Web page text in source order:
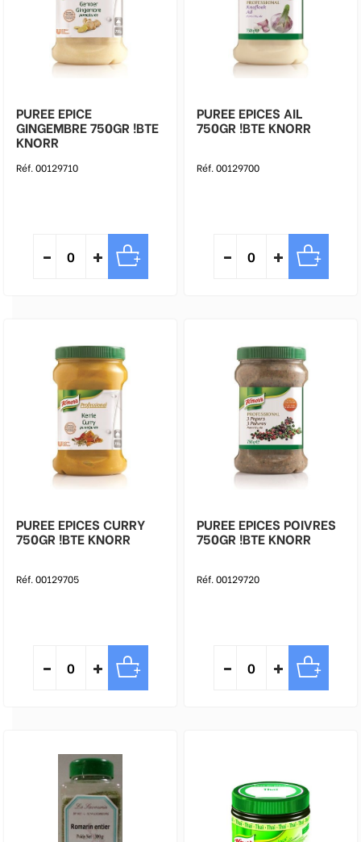
PUREE EPICE
GINGEMBRE 750GR !BTE
KNORR
Réf. 00129710
PUREE EPICES AIL
750GR !BTE KNORR
Réf. 00129700
PUREE EPICES CURRY
750GR !BTE KNORR
Réf. 00129705
PUREE EPICES POIVRES
750GR !BTE KNORR
Réf. 00129720